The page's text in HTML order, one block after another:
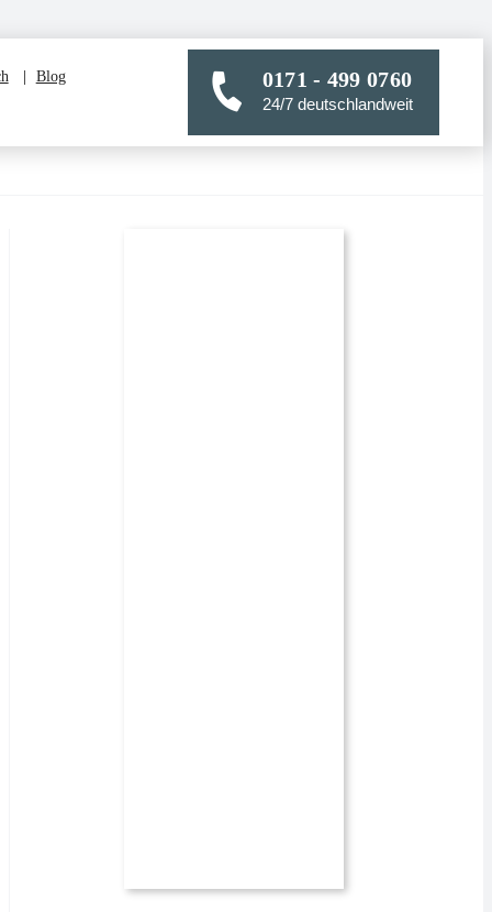
Blog
0171 - 499 0760
24/7 deutschlandweit